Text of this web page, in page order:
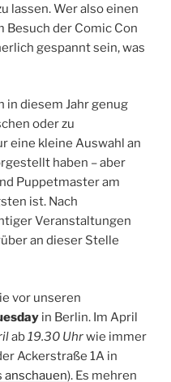
lassen. Wer also einen
Besuch der Comic Con
gespannt sein, was
in diesem Jahr genug
oder zu
eine kleine Auswahl an
haben – aber
Puppetmaster am
ist. Nach
Veranstaltungen
an dieser Stelle
vor unseren
in Berlin. Im April
ab19.30 Uhrwie immer
Ackerstraße 1A in
anschauen). Es mehren